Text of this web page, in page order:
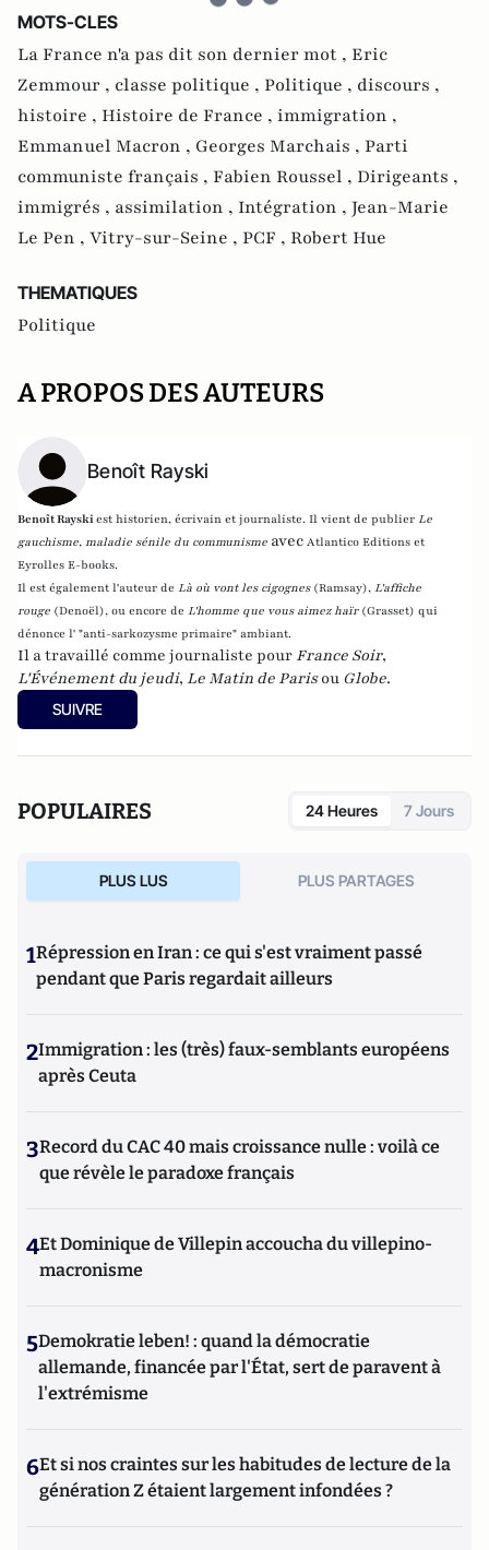
MOTS-CLES
La France n'a pas dit son dernier mot , Eric
Zemmour , classe politique , Politique , discours ,
histoire , Histoire de France , immigration ,
Emmanuel Macron , Georges Marchais , Parti
communiste français , Fabien Roussel , Dirigeants ,
immigrés , assimilation , Intégration , Jean-Marie
Le Pen , Vitry-sur-Seine , PCF , Robert Hue
THEMATIQUES
Politique
A PROPOS DES AUTEURS
Benoît Rayski
Benoît Rayskiest historien, écrivain et journaliste. Il vient de publier Le
gauchisme, maladie sénile du communisme avec Atlantico Editions et
Eyrolles E-books.
Il est également l'auteur de Là où vont les cigognes (Ramsay), L'affiche
rouge (Denoël), ou encore de L'homme que vous aimez haïr (Grasset) qui
dénonce l' "anti-sarkozysme primaire" ambiant.
Il a travaillé comme journaliste pour France Soir,
L'Événement du jeudi, Le Matin de Parisou Globe.
SUIVRE
POPULAIRES 24 Heures 7 Jours
PLUS LUS PLUS PARTAGES
1Répression en Iran : ce qui s'est vraiment passé
pendant que Paris regardait ailleurs
2Immigration : les (très) faux-semblants européens
après Ceuta
3Record du CAC 40 mais croissance nulle : voilà ce
que révèle le paradoxe français
4Et Dominique de Villepin accoucha du villepino-
macronisme
5Demokratie leben! : quand la démocratie
allemande, financée par l'État, sert de paravent à
l'extrémisme
6Et si nos craintes sur les habitudes de lecture de la
génération Z étaient largement infondées ?